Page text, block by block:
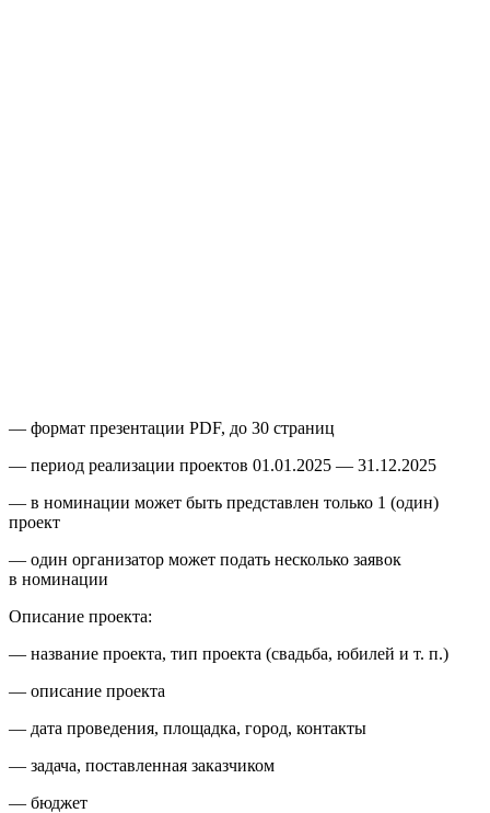
— формат презентации PDF, до 30 страниц
— период реализации проектов 01.01.2025 — 31.12.2025
— в номинации может быть представлен только 1 (один)
проект
— один организатор может подать несколько заявок
в номинации
Описание проекта:
— название проекта, тип проекта (свадьба, юбилей и т. п.)
— описание проекта
— дата проведения, площадка, город, контакты
— задача, поставленная заказчиком
— бюджет